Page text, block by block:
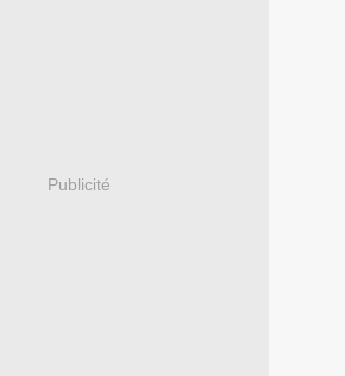
Publicité